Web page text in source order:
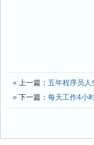
« 上一篇： 五年程序员人
» 下一篇： 每天工作4小